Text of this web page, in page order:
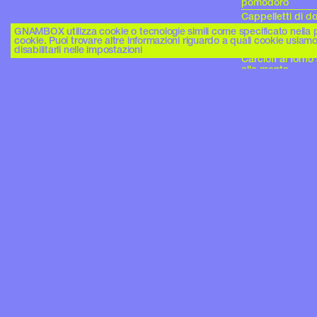
Cappelletti di
Carbonara di
Carbonara
Carciofi al forno
alla menta
GNAMBOX utilizza cookie o tecnologie simili come specificato nella
cookie. Puoi trovare altre informazioni riguardo a quali cookie
disabilitarli nelle impostazioni